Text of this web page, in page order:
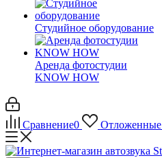
Студийное оборудование
Аренда фотостудии
KNOW HOW
Сравнение0 Отложенные